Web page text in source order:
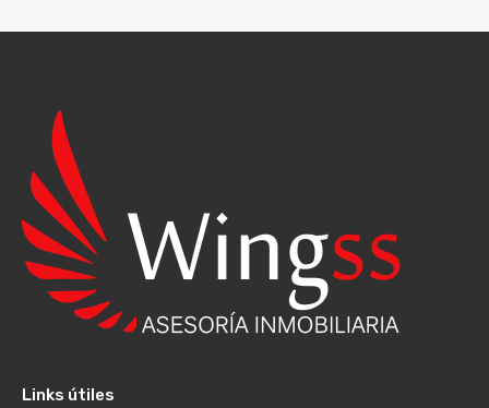
Links útiles